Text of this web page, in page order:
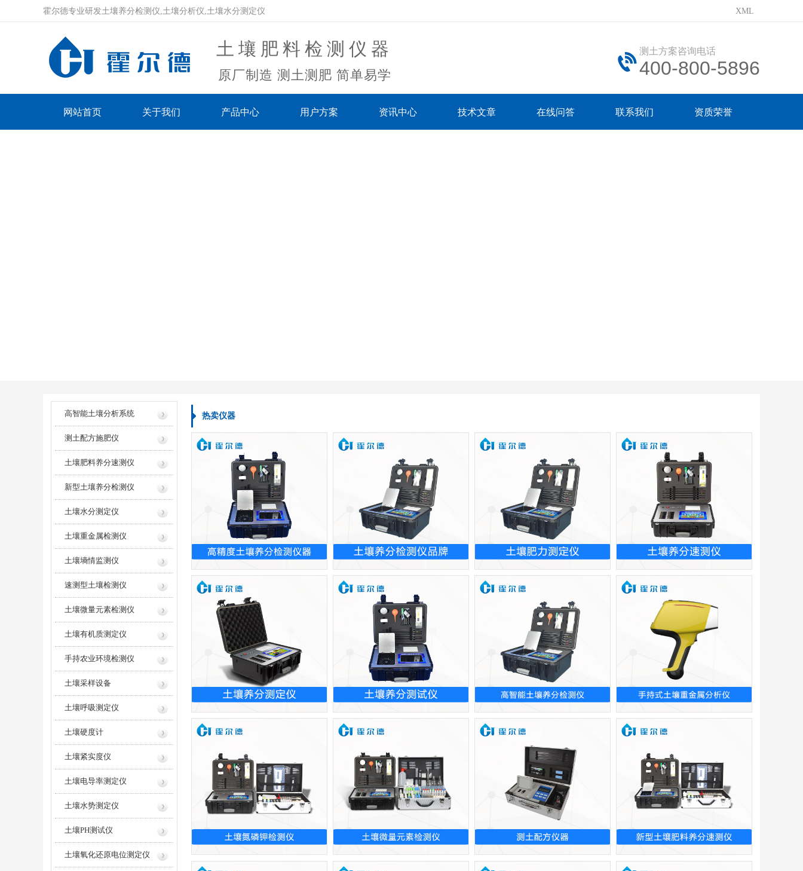
霍尔德专业研发土壤养分检测仪,土壤分析仪,土壤水分测定仪 XML
土壤肥料检测仪器
原厂制造 测土测肥 简单易学
测土方案咨询电话
400-800-5896
网站首页 关于我们 产品中心 用户方案 资讯中心 技术文章 在线问答 联系我们 资质荣誉
高智能土壤分析系统
测土配方施肥仪
土壤肥料养分速测仪
新型土壤养分检测仪
土壤水分测定仪
土壤重金属检测仪
土壤墒情监测仪
速测型土壤检测仪
土壤微量元素检测仪
土壤有机质测定仪
手持农业环境检测仪
土壤采样设备
土壤呼吸测定仪
土壤硬度计
土壤紧实度仪
土壤电导率测定仪
土壤水势测定仪
土壤PH测试仪
土壤氧化还原电位测定仪
热卖仪器
高精度土壤养分检测仪器 土壤养分检测仪品牌 土壤肥力测定仪 土壤养分速测仪
土壤养分测定仪 土壤养分测试仪 高智能土壤养分检测仪 手持式土壤重金属分析仪
土壤氮磷钾检测仪 土壤微量元素检测仪 测土配方仪器 新型土壤肥料养分速测仪